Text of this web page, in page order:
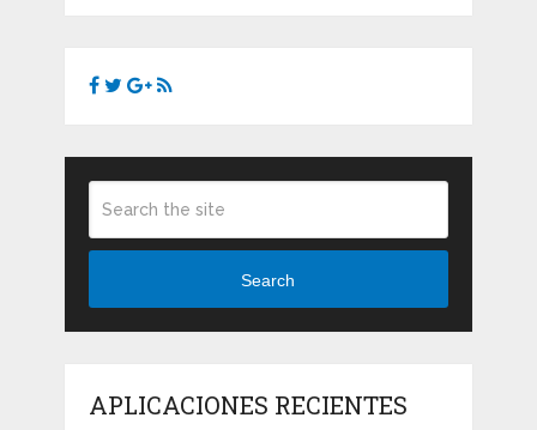
Search
APLICACIONES RECIENTES